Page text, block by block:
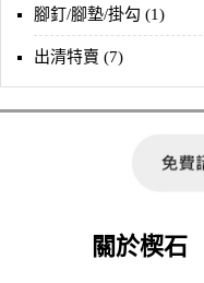
腳釘/腳墊/掛勾 (1)
出清特賣 (7)
關於楔石